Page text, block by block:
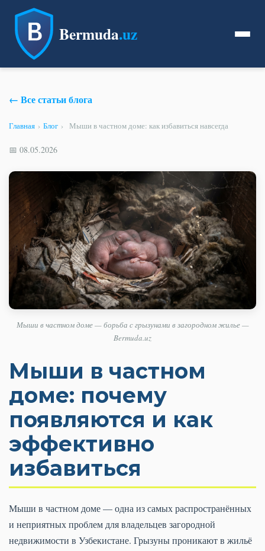
Bermuda.uz
← Все статьи блога
Главная › Блог › Мыши в частном доме: как избавиться навсегда
📅 08.05.2026
Мыши в частном доме — борьба с грызунами в загородном жилье —
Bermuda.uz
Мыши в частном
доме: почему
появляются и как
эффективно
избавиться
Мыши в частном доме — одна из самых распространённых
и неприятных проблем для владельцев загородной
недвижимости в Узбекистане. Грызуны проникают в жильё